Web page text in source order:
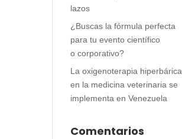
lazos
¿Buscas la fórmula perfecta
para tu evento científico
o corporativo?
La oxigenoterapia hiperbárica
en la medicina veterinaria se
implementa en Venezuela
Comentarios